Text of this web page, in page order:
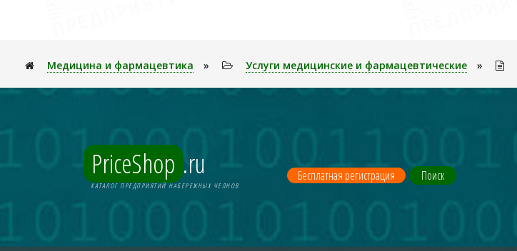
Медицина и фармацевтика » Услуги медицинские и фармацевтические »
PriceShop .ru
КАТАЛОГ ПРЕДПРИЯТИЙ НАБЕРЕЖНЫХ ЧЕЛНОВ
Бесплатная регистрация Поиск